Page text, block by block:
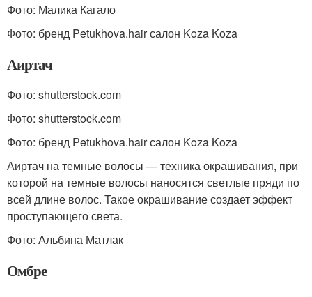
Фото: Малика Кагало
Фото: бренд Petukhova.hair салон Koza Koza
Аиртач
Фото: shutterstock.com
Фото: shutterstock.com
Фото: бренд Petukhova.hair салон Koza Koza
Аиртач на темные волосы — техника окрашивания, при
которой на темные волосы наносятся светлые пряди по
всей длине волос. Такое окрашивание создает эффект
проступающего света.
Фото: Альбина Матлак
Омбре